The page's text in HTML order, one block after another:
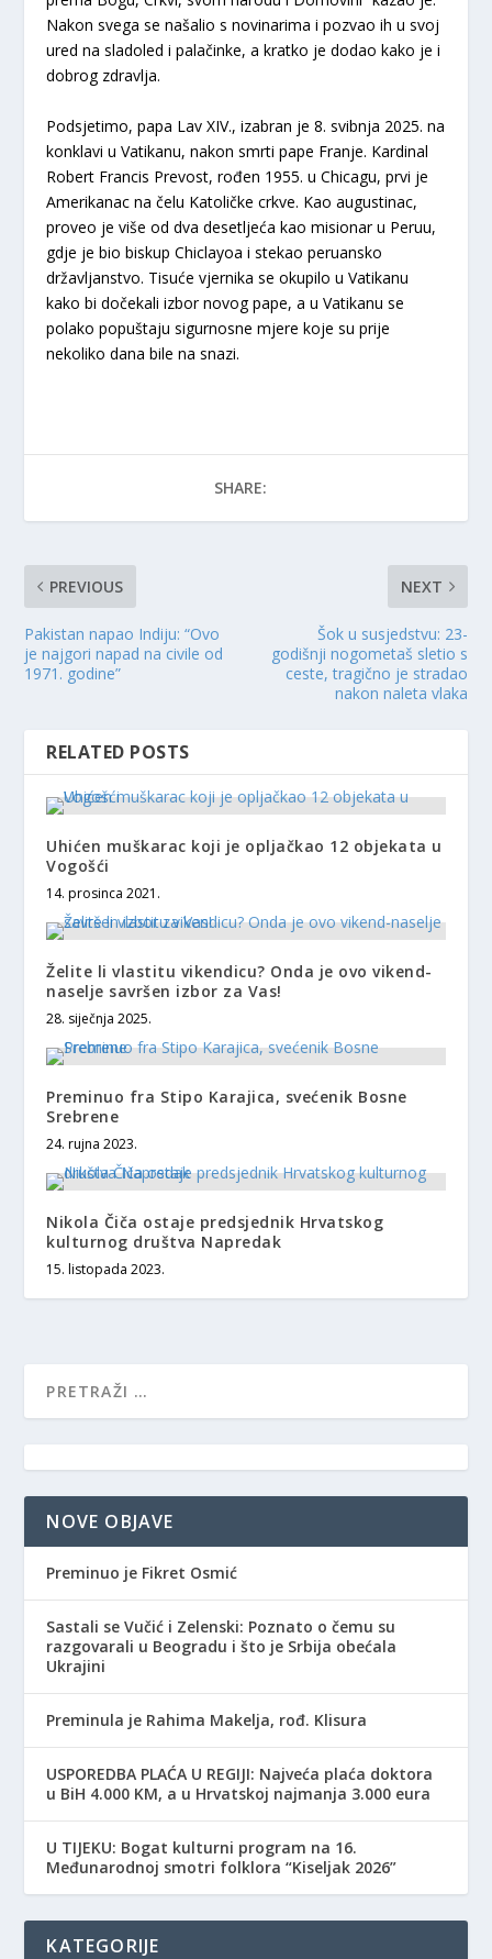
Nakon svega se našalio s novinarima i pozvao ih u svoj
ured na sladoled i palačinke, a kratko je dodao kako je i
dobrog zdravlja.
Podsjetimo, papa Lav XIV., izabran je 8. svibnja 2025. na
konklavi u Vatikanu, nakon smrti pape Franje. Kardinal
Robert Francis Prevost, rođen 1955. u Chicagu, prvi je
Amerikanac na čelu Katoličke crkve. Kao augustinac,
proveo je više od dva desetljeća kao misionar u Peruu,
gdje je bio biskup Chiclayoa i stekao peruansko
državljanstvo. Tisuće vjernika se okupilo u Vatikanu
kako bi dočekali izbor novog pape, a u Vatikanu se
polako popuštaju sigurnosne mjere koje su prije
nekoliko dana bile na snazi.
SHARE:
PREVIOUS
Pakistan napao Indiju: “Ovo
je najgori napad na civile od
1971. godine”
NEXT
Šok u susjedstvu: 23-
godišnji nogometaš sletio s
ceste, tragično je stradao
nakon naleta vlaka
RELATED POSTS
Uhićen muškarac koji je opljačkao 12 objekata u
Vogošći
14. prosinca 2021.
Želite li vlastitu vikendicu? Onda je ovo vikend-
naselje savršen izbor za Vas!
28. siječnja 2025.
Preminuo fra Stipo Karajica, svećenik Bosne
Srebrene
24. rujna 2023.
Nikola Čiča ostaje predsjednik Hrvatskog
kulturnog društva Napredak
15. listopada 2023.
NOVE OBJAVE
Preminuo je Fikret Osmić
Sastali se Vučić i Zelenski: Poznato o čemu su
razgovarali u Beogradu i što je Srbija obećala
Ukrajini
Preminula je Rahima Makelja, rođ. Klisura
USPOREDBA PLAĆA U REGIJI: Najveća plaća doktora
u BiH 4.000 KM, a u Hrvatskoj najmanja 3.000 eura
​U TIJEKU: Bogat kulturni program na 16.
Međunarodnoj smotri folklora “Kiseljak 2026”
KATEGORIJE